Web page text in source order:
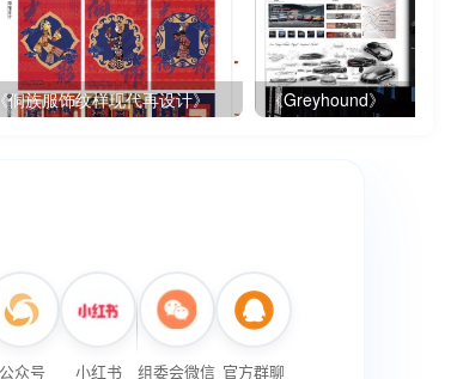
《侗族服饰纹样现代再设计》 《Greyhound》